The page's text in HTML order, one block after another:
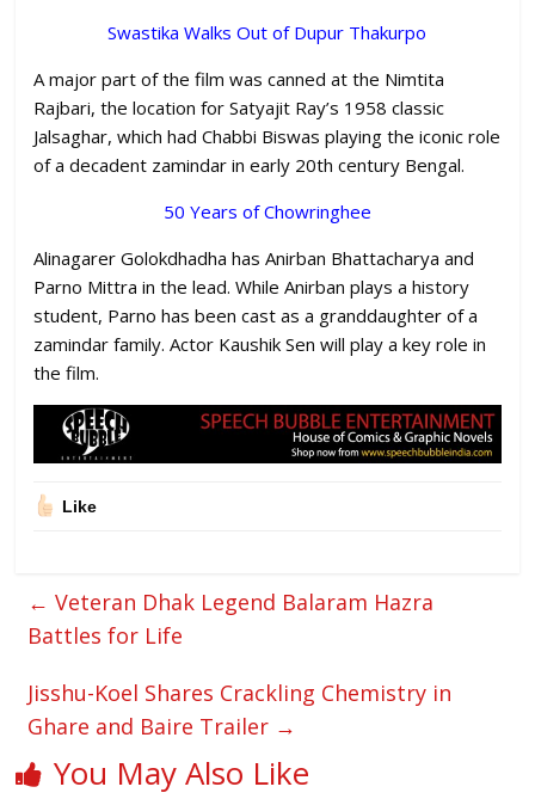
Swastika Walks Out of Dupur Thakurpo
A major part of the film was canned at the Nimtita
Rajbari, the location for Satyajit Ray’s 1958 classic
Jalsaghar, which had Chabbi Biswas playing the iconic role
of a decadent zamindar in early 20th century Bengal.
50 Years of Chowringhee
Alinagarer Golokdhadha has Anirban Bhattacharya and
Parno Mittra in the lead. While Anirban plays a history
student, Parno has been cast as a granddaughter of a
zamindar family. Actor Kaushik Sen will play a key role in
the film.
Like
← Veteran Dhak Legend Balaram Hazra
Battles for Life
Jisshu-Koel Shares Crackling Chemistry in
Ghare and Baire Trailer →
You May Also Like